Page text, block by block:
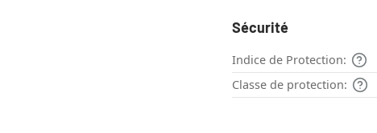
Sécurité
Indice de Protection:
Classe de protection: